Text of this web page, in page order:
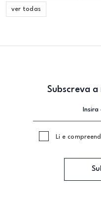
ver todas
Subscreva
Li e